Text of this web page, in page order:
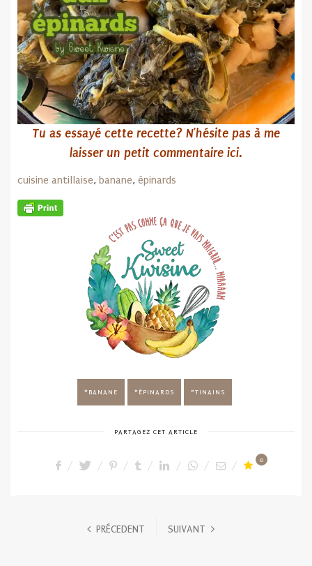
Tu as essayé cette recette? N’hésite pas à me
laisser un petit commentaire ici.
cuisine antillaise, banane, épinards
BANANE ÉPINARDS TINAINS
PARTAGEZ CET ARTICLE
0
PRÉCEDENT SUIVANT